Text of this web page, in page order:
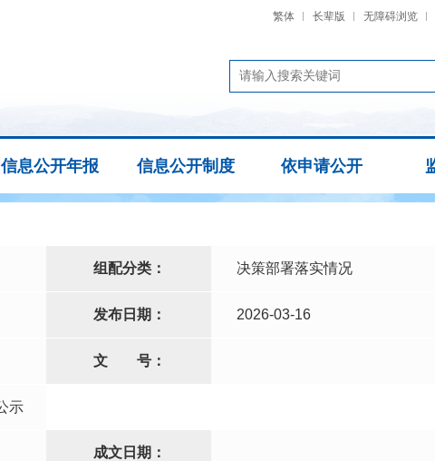
繁体 长辈版 无障碍浏览
信息公开年报 信息公开制度 依申请公开
组配分类： 决策部署落实情况
发布日期： 2026-03-16
文 号：
示
成文日期：